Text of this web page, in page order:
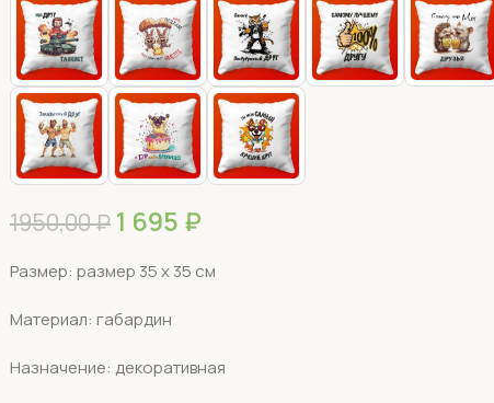
1950,00₽ 1 695 ₽
Размер: размер 35 х 35 см
Материал: габардин
Назначение: декоративная